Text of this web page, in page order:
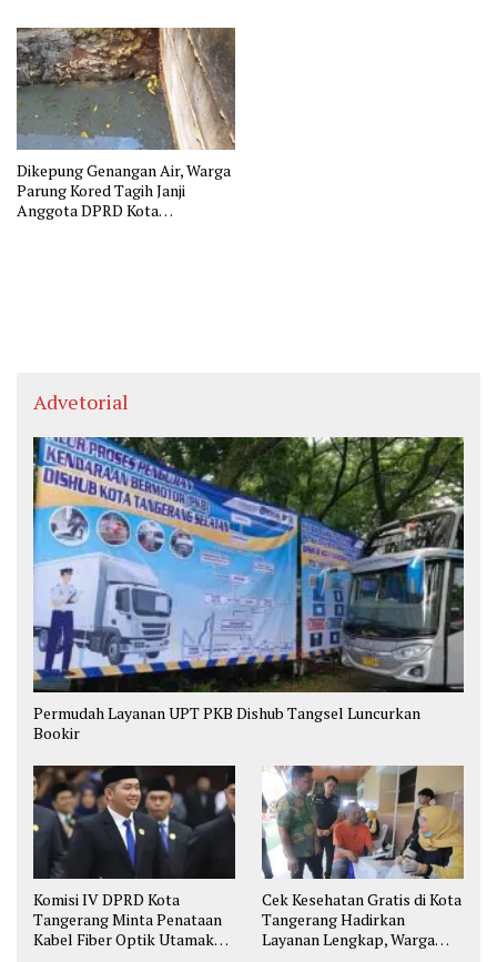
Dikepung Genangan Air, Warga
Parung Kored Tagih Janji
Anggota DPRD Kota
Advetorial
Permudah Layanan UPT PKB Dishub Tangsel Luncurkan
Bookir
Komisi IV DPRD Kota
Tangerang Minta Penataan
Kabel Fiber Optik Utamakan
Cek Kesehatan Gratis di Kota
Tangerang Hadirkan
Layanan Lengkap, Warga